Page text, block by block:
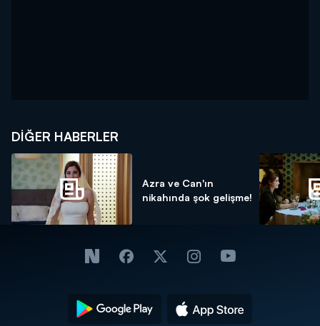
DIĞER HABERLER
Azra ve Can'ın
nikahında şok gelişme!